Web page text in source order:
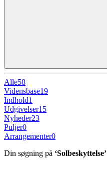
Alle58
Vidensbase19
Indhold1
Udgivelser15
Nyheder23
Puljer0
Arrangementer0
Din søgning på ‘Solbeskyttelse’